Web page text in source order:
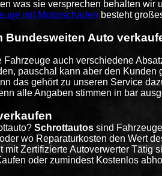
was sie versprechen behalten
mit Motorschaden besteht
Bundesweiten Auto
Fahrzeuge auch verschiedene
pauschal kann aber den
das gehört zu unseren Service
alle Angaben stimmen in bar
Schrottautos sind
wo Reparaturkosten den Wert
mit Zertifizierte Autoverwerter Tätig
oder zumindest Kostenlos